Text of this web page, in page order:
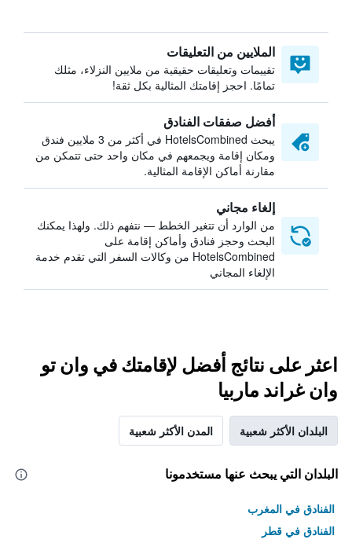
الملايين من التعليقات
تقييمات وتعليقات حقيقية من ملايين النزلاء، مثلك
تمامًا. احجز إقامتك المثالية بكل ثقة!
أفضل صفقات الفنادق
يبحث HotelsCombined في أكثر من 3 ملايين فندق
ومكان إقامة ويجمعهم في مكان واحد حتى تتمكن من
مقارنة أماكن الإقامة المثالية.
إلغاء مجاني
من الوارد أن تتغير الخطط — نتفهم ذلك. ولهذا يمكنك
البحث وحجز فنادق وأماكن إقامة على
HotelsCombined من وكالات السفر التي تقدم خدمة
الإلغاء المجاني
اعثر على نتائج أفضل لإقامتك في وان تو
وان غراند ماربيا
البلدان الأكثر شعبية المدن الأكثر شعبية
البلدان التي يبحث عنها مستخدمونا
الفنادق في المغرب
الفنادق في قطر